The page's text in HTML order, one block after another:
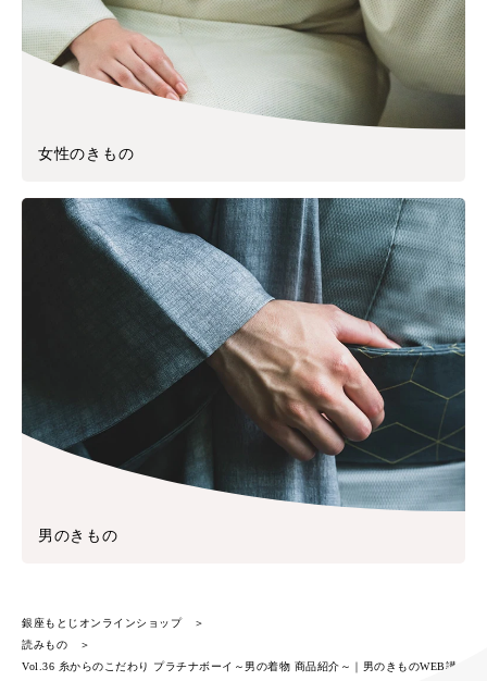
女性のきもの
男のきもの
銀座もとじオンラインショップ
読みもの
Vol.36 糸からのこだわり プラチナボーイ～男の着物 商品紹介～｜男のきものWEB講